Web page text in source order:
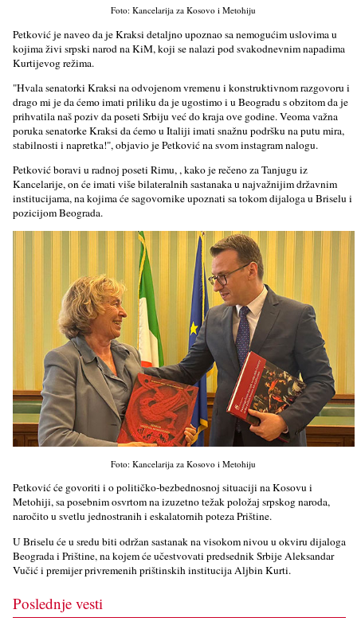
Foto: Kancelarija za Kosovo i Metohiju
Petković je naveo da je Kraksi detaljno upoznao sa nemogućim uslovima u
kojima živi srpski narod na KiM, koji se nalazi pod svakodnevnim napadima
Kurtijevog režima.
"Hvala senatorki Kraksi na odvojenom vremenu i konstruktivnom razgovoru i
drago mi je da ćemo imati priliku da je ugostimo i u Beogradu s obzitom da je
prihvatila naš poziv da poseti Srbiju već do kraja ove godine. Veoma važna
poruka senatorke Kraksi da ćemo u Italiji imati snažnu podršku na putu mira,
stabilnosti i napretka!", objavio je Petković na svom instagram nalogu.
Petković boravi u radnoj poseti Rimu, , kako je rečeno za Tanjugu iz
Kancelarije, on će imati više bilateralnih sastanaka u najvažnijim državnim
institucijama, na kojima će sagovornike upoznati sa tokom dijaloga u Briselu i
pozicijom Beograda.
Foto: Kancelarija za Kosovo i Metohiju
Petković će govoriti i o političko-bezbednosnoj situaciji na Kosovu i
Metohiji, sa posebnim osvrtom na izuzetno težak položaj srpskog naroda,
naročito u svetlu jednostranih i eskalatornih poteza Prištine.
U Briselu će u sredu biti održan sastanak na visokom nivou u okviru dijaloga
Beograda i Prištine, na kojem će učestvovati predsednik Srbije Aleksandar
Vučić i premijer privremenih prištinskih institucija Aljbin Kurti.
Poslednje vesti